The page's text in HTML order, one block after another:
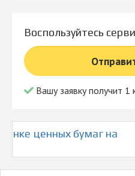
Блог
КОМПАНИЯМ
Личный кабинет
Воспользуйтесь
Вашу заявку получит 1
ценных бумаг на